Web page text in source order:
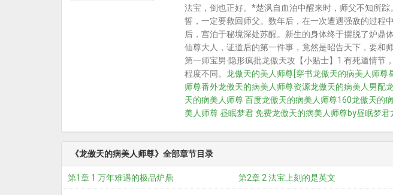
法宝，倒也正好。*楚沨自血泊中醒来时，师父不知所
誓，一定要救回师父。数年后，在一次遭遇强敌的过程
后，宫泊于秘境深处苏醒。新生的身体终于摆脱了炉
仙尊大人，证道后的第一件事，竟然是昭告天下，要和
第一师宝男·隐形疯批龙傲天攻【小贴士】1.有死遁情
程度不同。 龙傲天的美人师尊[穿书龙傲天的病美人师尊
师尊番外龙傲天的病美人师尊资源龙傲天的病美人男配
天的病美人师尊 百度龙傲天的病美人师尊160龙傲天的
美人师尊 昼眠梦君 免费龙傲天的病美人师尊by昼眠梦君
《龙傲天的病美人师尊》全部章节目录
第1章 1 万年难遇的极品炉鼎 第2章 2 法宝上刻的是英文